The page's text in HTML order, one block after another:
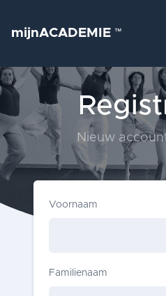
mijnACADEMIE ™
Nieuw
Voornaam
Familienaam